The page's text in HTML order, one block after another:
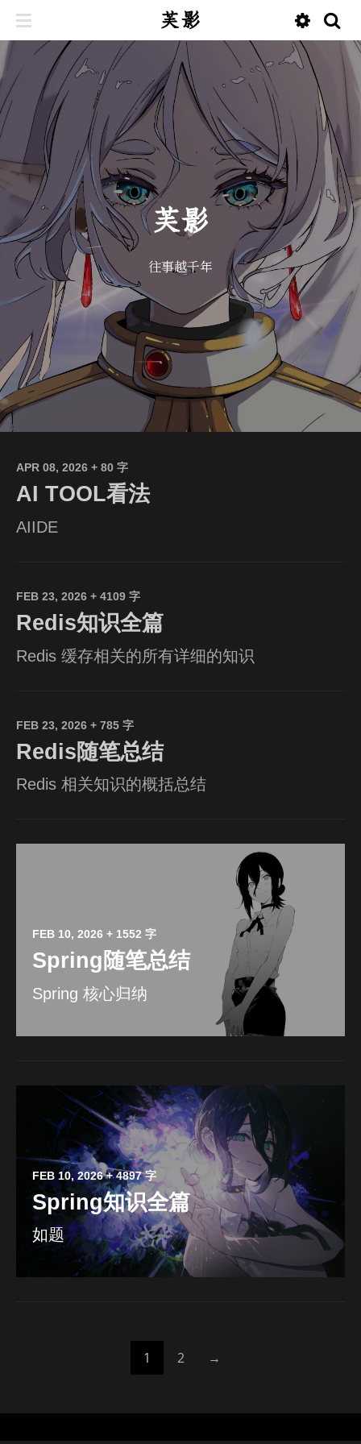
芙影
芙影
往事越千年
APR 08, 2026 + 80 字
AI TOOL看法
AIIDE
FEB 23, 2026 + 4109 字
Redis知识全篇
Redis 缓存相关的所有详细的知识
FEB 23, 2026 + 785 字
Redis随笔总结
Redis 相关知识的概括总结
FEB 10, 2026 + 1552 字
Spring随笔总结
Spring 核心归纳
FEB 10, 2026 + 4897 字
Spring知识全篇
如题
1 2 →